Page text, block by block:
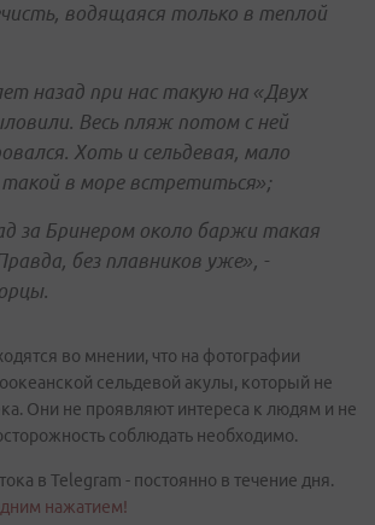
водящаяся только в теплой
назад при нас такую на «Двух
Весь пляж потом с ней
Хоть и сельдевая, мало
такой в море встретиться»;
за Бринером около баржи такая
без плавников уже», -
во мнении, что на фотографии
сельдевой акулы, который не
Они не проявляют интереса к людям и не
соблюдать необходимо.
в Telegram - постоянно в течение дня.
нажатием!